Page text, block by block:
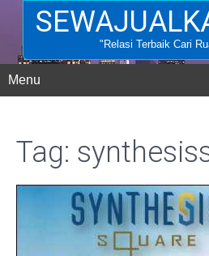
"Relasi Terbaik Cari
Menu
Tag: